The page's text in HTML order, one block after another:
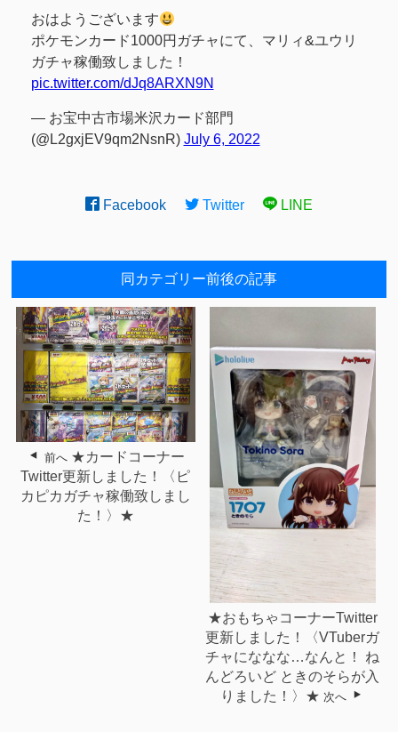
おはようございます
ポケモンカード1000円ガチャにて、マリィ&ユウリ
ガチャ稼働致しました！
pic.twitter.com/dJq8ARXN9N
— お宝中古市場米沢カード部門
(@L2gxjEV9qm2NsnR) July 6, 2022
Facebook Twitter LINE
同カテゴリー前後の記事
前へ ★カードコーナー
Twitter更新しました！〈ピ
カピカガチャ稼働致しまし
た！〉★
★おもちゃコーナーTwitter
更新しました！〈VTuberガ
チャにななな…なんと！ ね
んどろいど ときのそらが入
りました！〉★ 次へ